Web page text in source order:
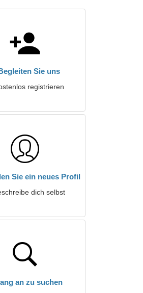
Sie uns
registrieren
Sie ein neues Profil
dich selbst
an zu suchen